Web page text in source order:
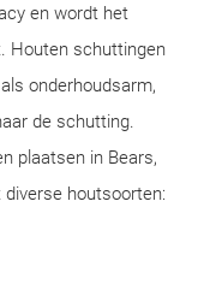
en wordt het
Houten schuttingen
onderhoudsarm,
de schutting.
plaatsen in Bears,
houtsoorten: